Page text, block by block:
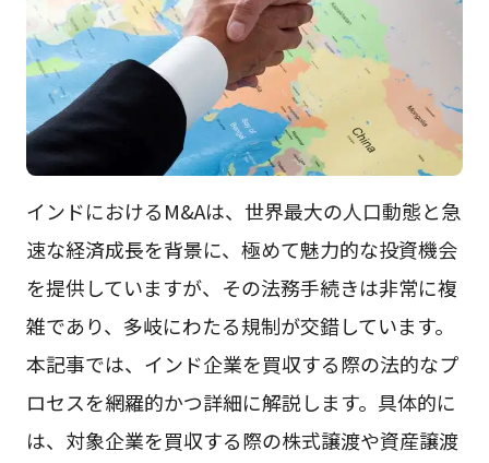
インドにおけるM&Aは、世界最大の人口動態と急
速な経済成長を背景に、極めて魅力的な投資機会
を提供していますが、その法務手続きは非常に複
雑であり、多岐にわたる規制が交錯しています。
本記事では、インド企業を買収する際の法的なプ
ロセスを網羅的かつ詳細に解説します。具体的に
は、対象企業を買収する際の株式譲渡や資産譲渡